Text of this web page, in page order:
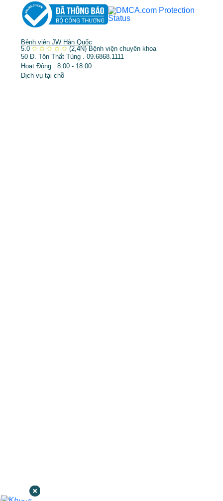
Bệnh viện JW Hàn Quốc
5.0 ✩ ✩ ✩ ✩ ✩ (2,4N) Bệnh viện chuyên khoa
50 Đ. Tôn Thất Tùng . 09.6868.1111
Hoạt Động . 8:00 - 18:00
Dịch vụ tại chỗ